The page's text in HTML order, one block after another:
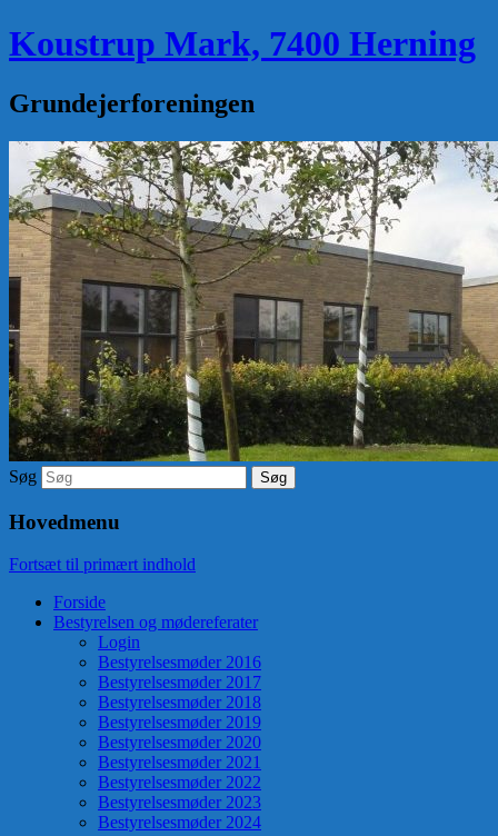
Koustrup Mark, 7400 Herning
Grundejerforeningen
Søg
Hovedmenu
Fortsæt til primært indhold
Forside
Bestyrelsen og mødereferater
Login
Bestyrelsesmøder 2016
Bestyrelsesmøder 2017
Bestyrelsesmøder 2018
Bestyrelsesmøder 2019
Bestyrelsesmøder 2020
Bestyrelsesmøder 2021
Bestyrelsesmøder 2022
Bestyrelsesmøder 2023
Bestyrelsesmøder 2024